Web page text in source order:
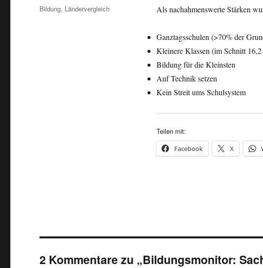
Als nachahmenswerte Stärken
Ganztagsschulen (>70% der
Kleinere Klassen (im Schnitt
Bildung für die Kleinsten
Auf Technik setzen
Kein Streit ums Schulsystem
Teilen mit:
Facebook X
Schlagwörter
Bildung, Ländervergleich
2 Kommentare zu „Bildungsmonitor: